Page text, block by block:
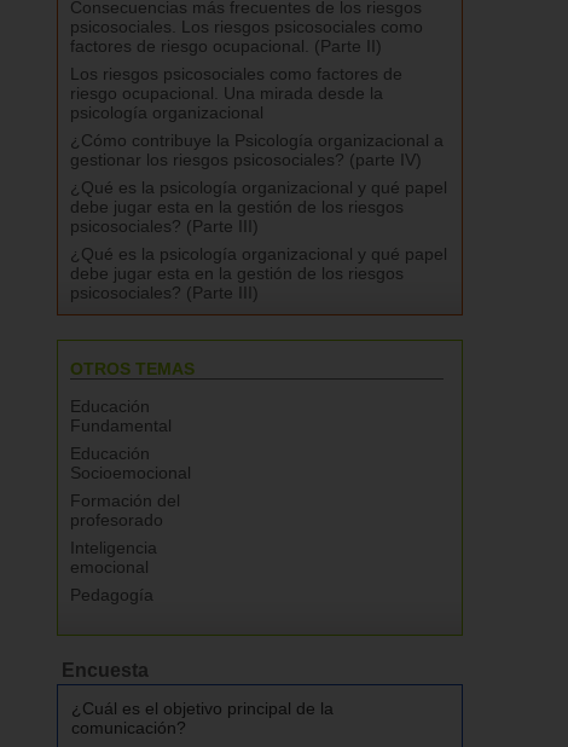
Consecuencias más frecuentes de los riesgos
psicosociales. Los riesgos psicosociales como
factores de riesgo ocupacional. (Parte II)
Los riesgos psicosociales como factores de
riesgo ocupacional. Una mirada desde la
psicología organizacional
¿Cómo contribuye la Psicología organizacional a
gestionar los riesgos psicosociales? (parte IV)
¿Qué es la psicología organizacional y qué papel
debe jugar esta en la gestión de los riesgos
psicosociales? (Parte III)
¿Qué es la psicología organizacional y qué papel
debe jugar esta en la gestión de los riesgos
psicosociales? (Parte III)
OTROS TEMAS
Educación
Fundamental
Educación
Socioemocional
Formación del
profesorado
Inteligencia
emocional
Pedagogía
Encuesta
¿Cuál es el objetivo principal de la
comunicación?